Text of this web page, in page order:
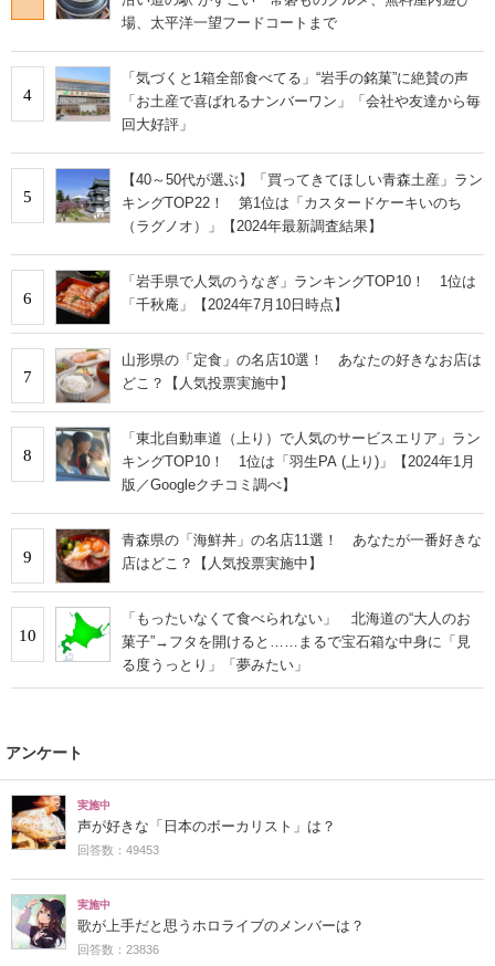
場、太平洋一望フードコートまで
4
「気づくと1箱全部食べてる」“岩手の銘菓”に絶賛の声
「お土産で喜ばれるナンバーワン」「会社や友達から毎
回大好評」
5
【40～50代が選ぶ】「買ってきてほしい青森土産」ラン
キングTOP22！ 第1位は「カスタードケーキいのち
（ラグノオ）」【2024年最新調査結果】
6
「岩手県で人気のうなぎ」ランキングTOP10！ 1位は
「千秋庵」【2024年7月10日時点】
7
山形県の「定食」の名店10選！ あなたの好きなお店は
どこ？【人気投票実施中】
8
「東北自動車道（上り）で人気のサービスエリア」ラン
キングTOP10！ 1位は「羽生PA (上り)」【2024年1月
版／Googleクチコミ調べ】
9
青森県の「海鮮丼」の名店11選！ あなたが一番好きな
店はどこ？【人気投票実施中】
10
「もったいなくて食べられない」 北海道の“大人のお
菓子”→フタを開けると……まるで宝石箱な中身に「見
る度うっとり」「夢みたい」
アンケート
実施中
声が好きな「日本のボーカリスト」は？
回答数：49453
実施中
歌が上手だと思うホロライブのメンバーは？
回答数：23836